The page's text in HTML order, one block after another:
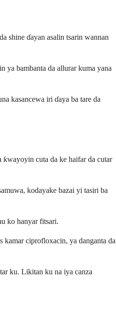
shine ɗayan asalin tsarin wannan
ya bambanta da allurar kuma yana
kasancewa iri ɗaya ba tare da
ƙwayoyin cuta da ke haifar da cutar
kodayake bazai yi tasiri ba
ko hanyar fitsari.
kamar ciprofloxacin, ya danganta da
ku. Likitan ku na iya canza